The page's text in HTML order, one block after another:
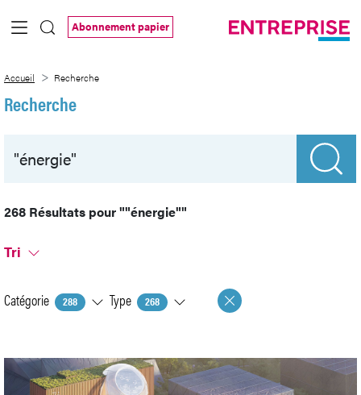
Saut au contenu principal
Abonnement papier
Accueil Recherche
Recherche
268 Résultats pour""énergie""
Tri
Catégorie 288 Type 268